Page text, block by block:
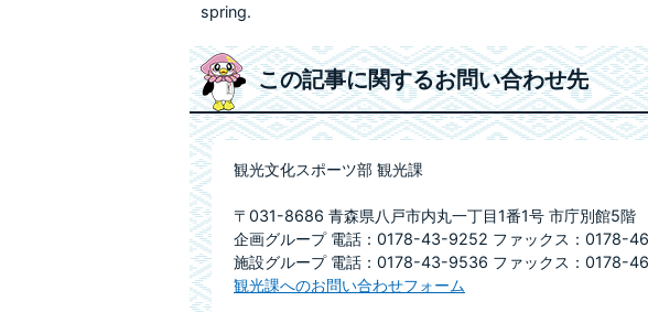
spring.
この記事に関するお問い合わせ先
観光文化スポーツ部 観光課
〒031-8686 青森県八戸市内丸一丁目1番1号 市庁別館5階
企画グループ 電話：0178-43-9252 ファックス：0178-
施設グループ 電話：0178-43-9536 ファックス：0178-
観光課へのお問い合わせフォーム